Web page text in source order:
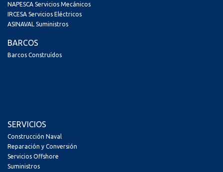
NAPESCA Servicios Mecánicos
IRCESA Servicios Eléctricos
ASINAVAL Suministros
BARCOS
Barcos Construídos
SERVICIOS
Construcción Naval
Reparación y Conversión
Servicios Offshore
Suministros